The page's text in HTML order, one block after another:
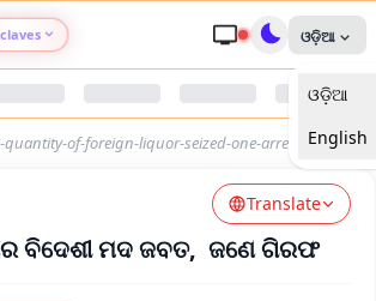
Argus Nari Shakti
ଓଡ଼ିଆ
ଓଡ଼ିଆ
English
quantity-of-foreign-liquor-seized-one-arrested
Translate
ବିଦେଶୀ ମଦ ଜବତ, ଜଣେ ଗିରଫ